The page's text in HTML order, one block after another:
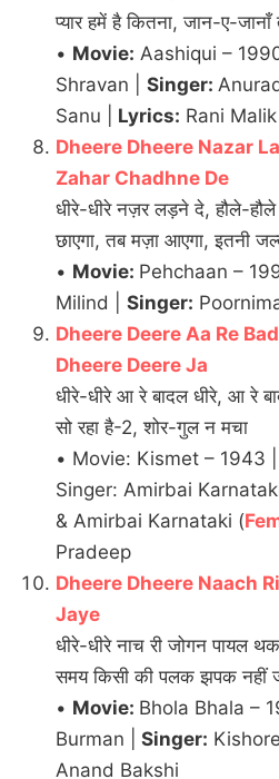
प्यार हमें है कितना, जान-ए-
• Movie: Aashiqui –
Shravan | Singer:
Sanu |
Lyrics: Rani Malik
Dheere Dheere Nazar
Zahar Chadhne De
धीरे-धीरे नज़र लड़ने दे, हौले-
छाएगा, तब मज़ा आएगा, इतनी
• Movie: Pehchaan –
Milind | Singer:
Dheere Deere Aa Re
Dheere Deere Ja
धीरे-धीरे आ रे बादल धीरे, आ रे
सो रहा है-2, शोर-गुल न मचा
• Movie: Kismet – 1943
Singer: Amirbai
& Amirbai Karnataki (
Pradeep
Dheere Dheere Naach
Jaye
धीरे-धीरे नाच री जोगन पायल
समय किसी की पलक झपक नहीं
• Movie: Bhola Bhala –
Burman |
Singer:
Anand Bakshi